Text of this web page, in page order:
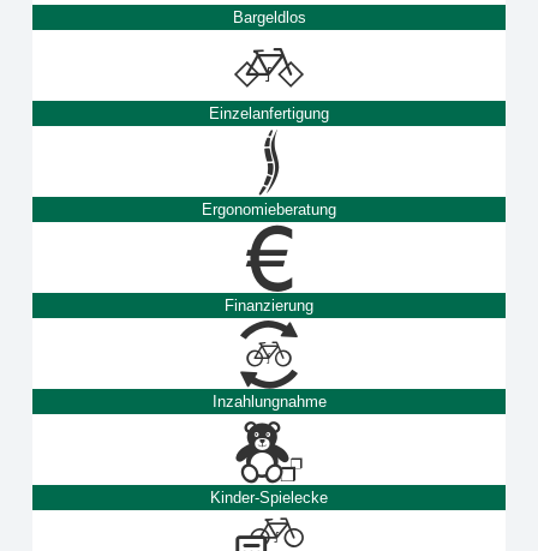
Bargeldlos
Einzelanfertigung
Ergonomieberatung
Finanzierung
Inzahlungnahme
Kinder-Spielecke